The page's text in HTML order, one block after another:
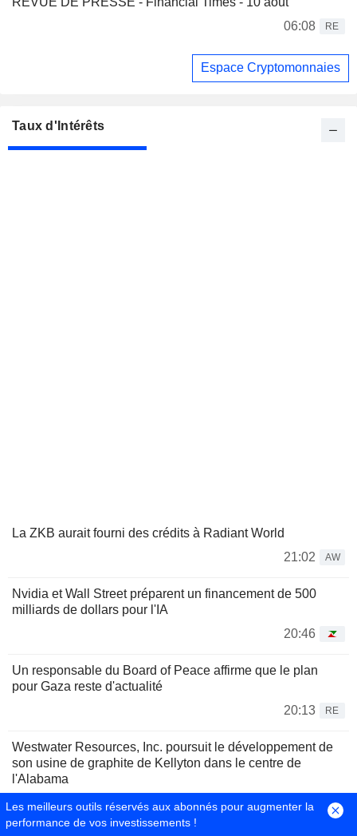
06:08
RE
Espace Cryptomonnaies
Taux d'Intérêts
La ZKB aurait fourni des crédits à Radiant World
21:02
AW
Nvidia et Wall Street préparent un financement de 500
milliards de dollars pour l'IA
20:46
Un responsable du Board of Peace affirme que le plan
pour Gaza reste d'actualité
20:13
RE
Westwater Resources, Inc. poursuit le développement de
son usine de graphite de Kellyton dans le centre de
l'Alabama
19:41
CI
Les meilleurs outils réservés aux abonnés pour augmenter la
performance de vos investissements !